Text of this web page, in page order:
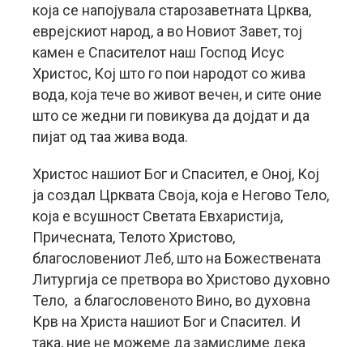
која се напојувала старозаветната Црква,
еврејскиот народ, а во Новиот Завет, тој
камен е Спасителот наш Господ Исус
Христос, Кој што го пои народот со жива
вода, која тече во живот вечен, и сите оние
што се жедни ги повикува да дојдат и да
пијат од таа жива вода.
Христос нашиот Бог и Спасител, е Оној, Кој
ја создал Црквата Своја, која е Негово Тело,
која е всушност Светата Евхаристија,
Причесната, Телото Христово,
благословениот Леб, што на Божествената
Литургија се претвора во Христово духовно
Тело, а благословеното Вино, во духовна
Крв на Христа нашиот Бог и Спасител. И
така, ние не можеме да замислиме дека